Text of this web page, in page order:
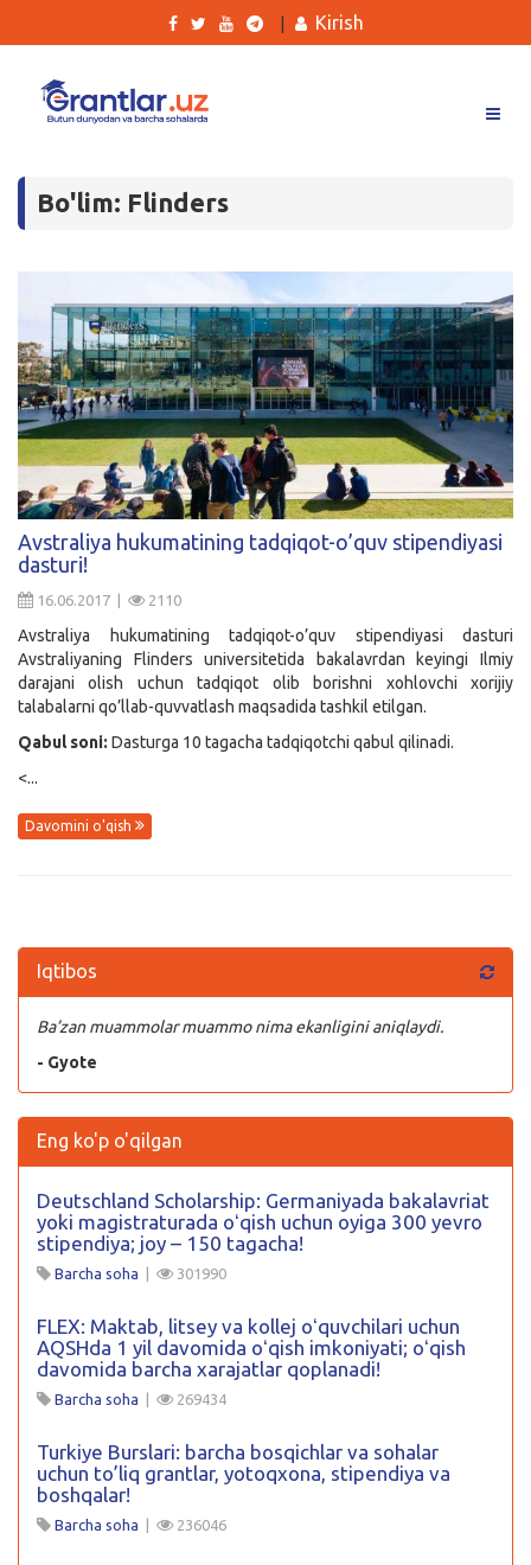
Tanlovlar
Kurslar
Blog
Yana
Qidirish
Kirish
Kirish
Bo'lim: Flinders
Avstraliya hukumatining tadqiqot-o’quv stipendiyasi
dasturi!
16.06.2017 | 2110
Avstraliya hukumatining tadqiqot-o’quv stipendiyasi dasturi
Avstraliyaning Flinders universitetida bakalavrdan keyingi Ilmiy
darajani olish uchun tadqiqot olib borishni xohlovchi xorijiy
talabalarni qo’llab-quvvatlash maqsadida tashkil etilgan.
Qabul soni: Dasturga 10 tagacha tadqiqotchi qabul qilinadi.
<...
Davomini o'qish
Iqtibos
Ba’zan muammolar muammo nima ekanligini aniqlaydi.
- Gyote
Eng ko'p o'qilgan
Deutschland Scholarship: Germaniyada bakalavriat
yoki magistraturada oʻqish uchun oyiga 300 yevro
stipendiya; joy – 150 tagacha!
Barcha soha 301990
FLEX: Maktab, litsey va kollej oʻquvchilari uchun
AQSHda 1 yil davomida oʻqish imkoniyati; oʻqish
davomida barcha xarajatlar qoplanadi!
Barcha soha 269434
Turkiye Burslari: barcha bosqichlar va sohalar
uchun to’liq grantlar, yotoqxona, stipendiya va
boshqalar!
Barcha soha 236046